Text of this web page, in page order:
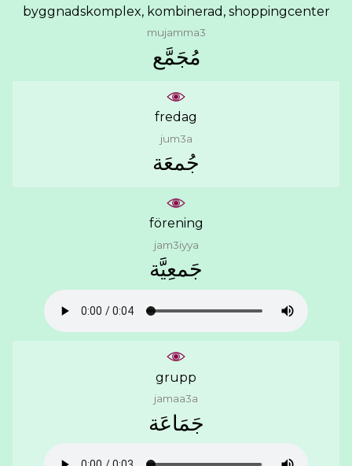
byggnadskomplex, kombinerad, shoppingcenter
mujamma3
ﻣُﺠَﻤَّﻊ
fredag
jum3a
ﺟُﻤﻌَﺔ
förening
jam3iyya
ﺟَﻤﻌِﻴَّﺔ
grupp
jamaa3a
ﺟَﻤَﺎﻋَﺔ